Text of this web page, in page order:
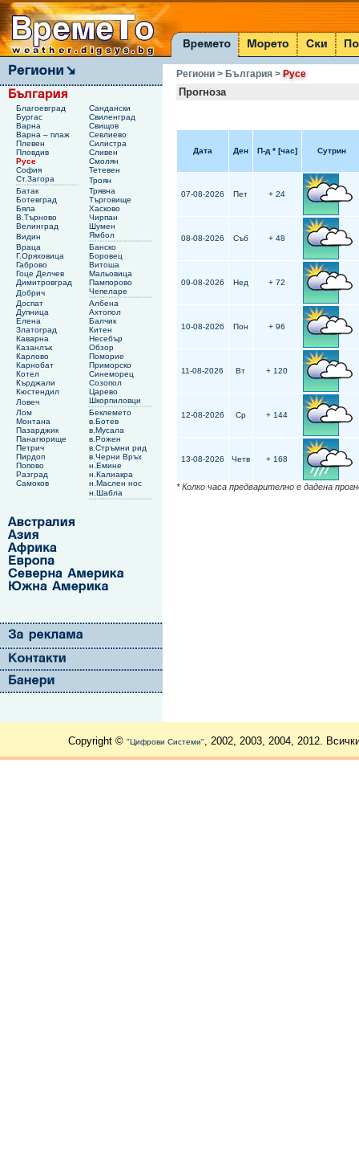
Благоевград
Сандански
Бургас
Свиленград
Варна
Свищов
Варна – плаж
Севлиево
Плевен
Силистра
Пловдив
Сливен
Русе
Смолян
София
Тетевен
Ст.Загора
Троян
Батак
Трявна
Ботевград
Търговище
Бяла
Хасково
В.Търново
Чирпан
Велинград
Шумен
Видин
Ямбол
Враца
Банско
Г.Оряховица
Боровец
Габрово
Витоша
Гоце Делчев
Мальовица
Димитровград
Пампорово
Добрич
Чепеларе
Доспат
Албена
Дупница
Ахтопол
Елена
Балчик
Златоград
Китен
Каварна
Несебър
Казанлък
Обзор
Карлово
Поморие
Карнобат
Приморско
Котел
Синеморец
Кърджали
Созопол
Кюстендил
Царево
Ловеч
Шкорпиловци
Лом
Беклемето
Монтана
в.Ботев
Пазарджик
в.Мусала
Панагюрище
в.Рожен
Петрич
в.Стръмни рид
Пирдоп
в.Черни Връх
Попово
н.Емине
Разград
н.Калиакра
Самоков
н.Маслен нос
н.Шабла
Региони > България>Русе
Прогноза
Дата Ден П-д *[час] Сутрин
07-08-2026 Пет + 24
08-08-2026 Съб + 48
09-08-2026 Нед + 72
10-08-2026 Пон + 96
11-08-2026 Вт + 120
12-08-2026 Ср + 144
13-08-2026 Четв + 168
* Колко часа предварително е дадена
Copyright © "Цифрови Системи", 2002, 2003, 2004, 2012.